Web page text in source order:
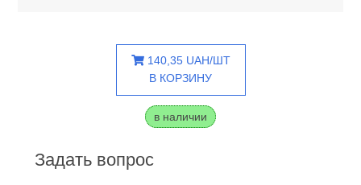
140,35 UAH/ШТ
В КОРЗИНУ
в наличии
Задать вопрос